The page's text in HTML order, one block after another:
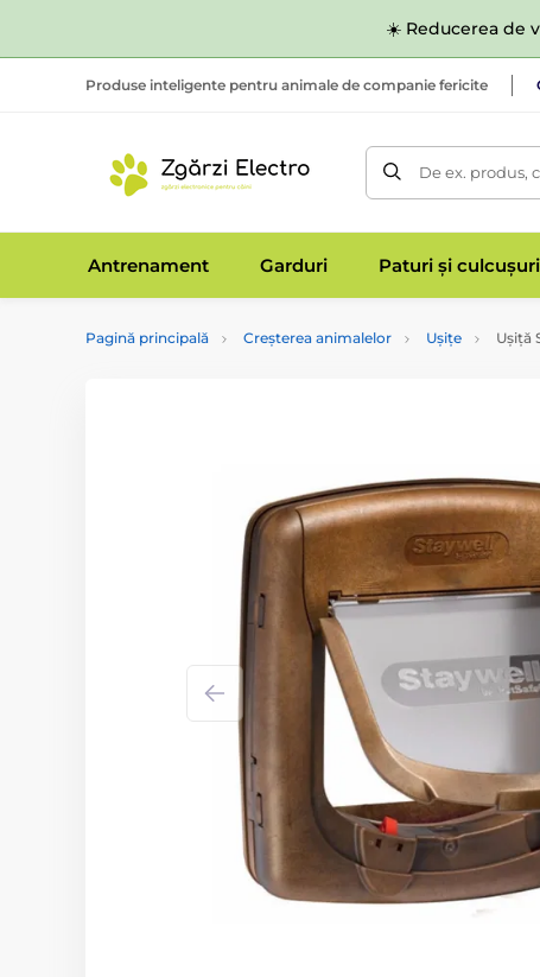
☀️ Reducerea de
Produse inteligente pentru animale de companie fericite
De ex. produs,
Antrenament Garduri Paturi și
Pagină principală Creșterea animalelor Ușițe Ușiță